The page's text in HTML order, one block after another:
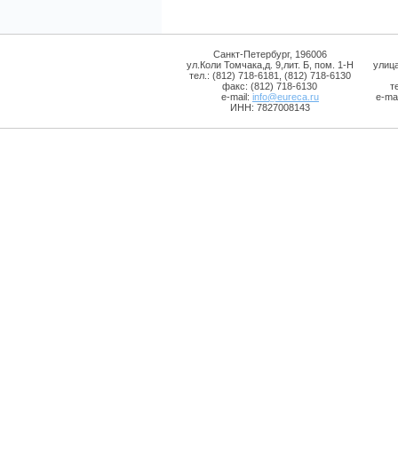
Санкт-Петербург, 196006
ул.Коли Томчака,д. 9,лит. Б, пом. 1-Н
тел.: (812) 718-6181, (812) 718-6130
факс: (812) 718-6130
e-mail: info@eureca.ru
ИНН: 7827008143
e-